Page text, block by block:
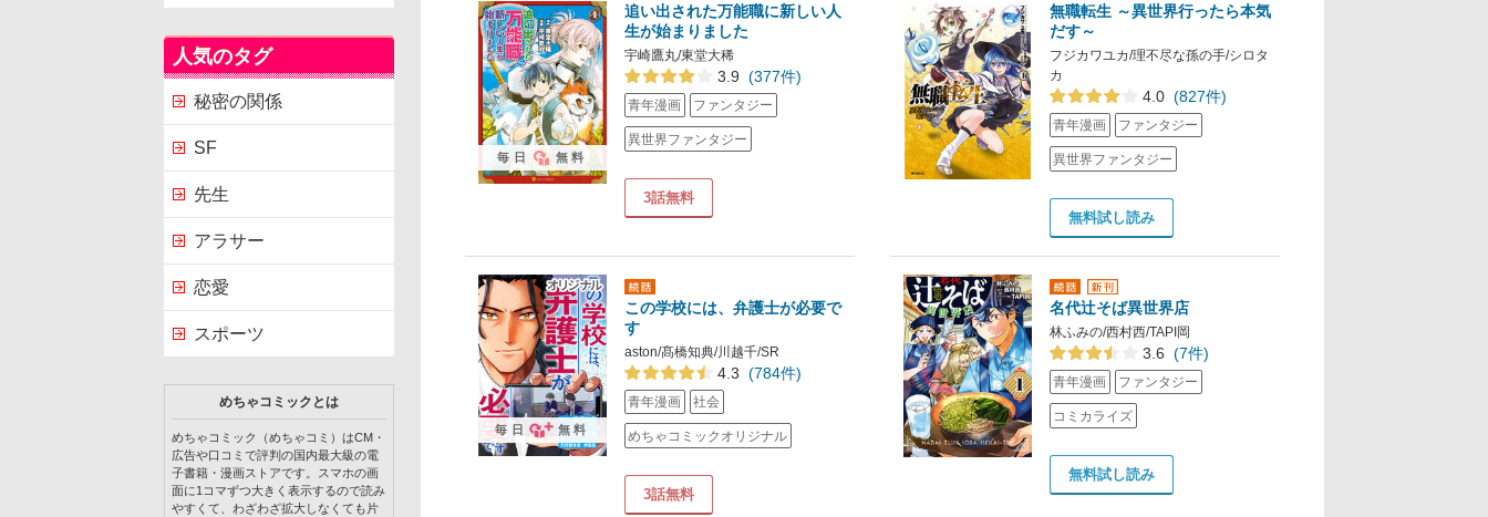
追い出された万能職に新しい人
生が始まりました
宇崎鷹丸/東堂大稀
3.9 (377件)
青年漫画 ファンタジー
異世界ファンタジー
3話無料
毎日 無料
無職転生 ～異世界行ったら本気
だす～
フジカワユカ/理不尽な孫の手/シロタ
カ
4.0 (827件)
青年漫画 ファンタジー
異世界ファンタジー
無料試し読み
この学校には、弁護士が必要で
す
aston/髙橋知典/川越千/SR
4.3 (784件)
青年漫画 社会
めちゃコミックオリジナル
3話無料
毎日 無料
名代辻そば異世界店
林ふみの/西村西/TAPI岡
3.6 (7件)
青年漫画 ファンタジー
コミカライズ
無料試し読み
人気のタグ
秘密の関係
SF
先生
アラサー
恋愛
スポーツ
めちゃコミックとは
めちゃコミック（めちゃコミ）はCM・
広告や口コミで評判の国内最大級の電
子書籍・漫画ストアです。スマホの画
面に1コマずつ大きく表示するので読み
やすくて、わざわざ拡大しなくても片